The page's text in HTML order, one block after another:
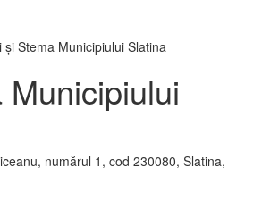
Municipiului
numărul 1, cod 230080, Slatina,